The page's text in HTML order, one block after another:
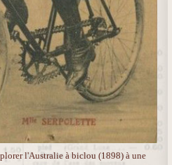
l'Australie à biclou (1898) à une